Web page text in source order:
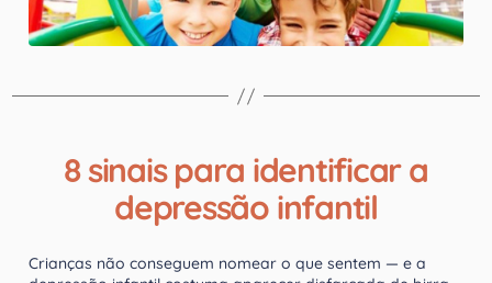
8 sinais para identificar a
depressão infantil
Crianças não conseguem nomear o que sentem — e a